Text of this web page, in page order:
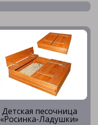
Детская песочница
«Росинка-Ладушки»